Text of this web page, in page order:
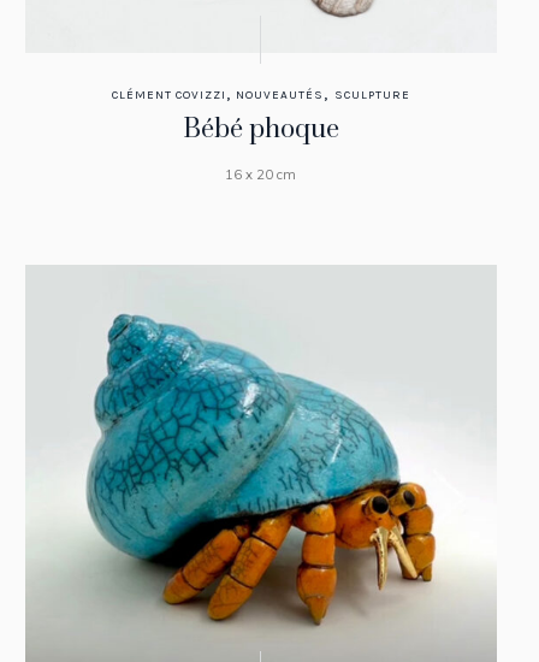
CLÉMENT COVIZZI , NOUVEAUTÉS , SCULPTURE
Bébé phoque
16 x 20 cm